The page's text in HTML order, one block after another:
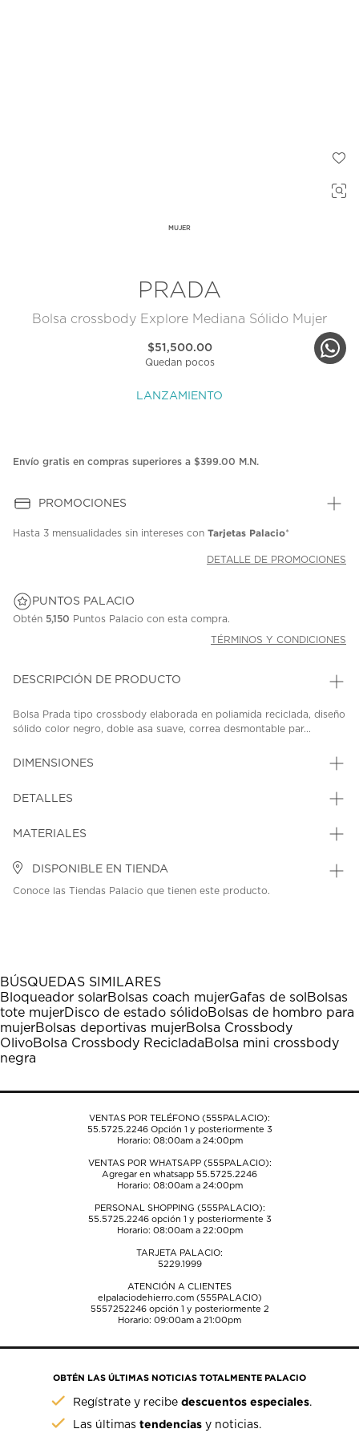
MUJER
PRADA
Bolsa crossbody Explore Mediana Sólido Mujer
$51,500.00
Quedan pocos
LANZAMIENTO
Envío gratis en compras superiores a $399.00 M.N.
PROMOCIONES
Hasta 3 mensualidades sin intereses con Tarjetas Palacio*
DETALLE DE PROMOCIONES
PUNTOS PALACIO
Obtén 5,150 Puntos Palacio con esta compra.
TÉRMINOS Y CONDICIONES
DESCRIPCIÓN DE PRODUCTO
Bolsa Prada tipo crossbody elaborada en poliamida reciclada, diseño
sólido color negro, doble asa suave, correa desmontable par...
DIMENSIONES
DETALLES
MATERIALES
DISPONIBLE EN TIENDA
Conoce las Tiendas Palacio que tienen este producto.
BÚSQUEDAS SIMILARES
Bloqueador solarBolsas coach mujerGafas de sol Bolsas
tote mujerDisco de estado sólidoBolsas de hombro para
mujerBolsas deportivas mujerBolsa Crossbody
OlivoBolsa Crossbody RecicladaBolsa mini crossbody
negra
VENTAS POR TELÉFONO (555PALACIO):
55.5725.2246Opción 1 y posteriormente 3
Horario: 08:00am a 24:00pm
VENTAS POR WHATSAPP (555PALACIO):
Agregar en whatsapp 55.5725.2246
Horario: 08:00am a 24:00pm
PERSONAL SHOPPING (555PALACIO):
55.5725.2246opción 1 y posteriormente 3
Horario: 08:00am a 22:00pm
TARJETA PALACIO:
5229.1999
ATENCIÓN A CLIENTES
elpalaciodehierro.com (555PALACIO)
5557252246opción 1 y posteriormente 2
Horario: 09:00am a 21:00pm
OBTÉN LAS ÚLTIMAS NOTICIAS TOTALMENTE PALACIO
Regístrate y recibedescuentos especiales.
Las últimastendencias y noticias.